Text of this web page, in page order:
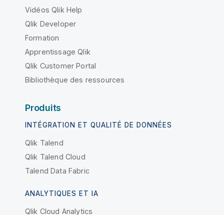
Vidéos Qlik Help
Qlik Developer
Formation
Apprentissage Qlik
Qlik Customer Portal
Bibliothèque des ressources
Produits
INTÉGRATION ET QUALITÉ DE DONNÉES
Qlik Talend
Qlik Talend Cloud
Talend Data Fabric
ANALYTIQUES ET IA
Qlik Cloud Analytics